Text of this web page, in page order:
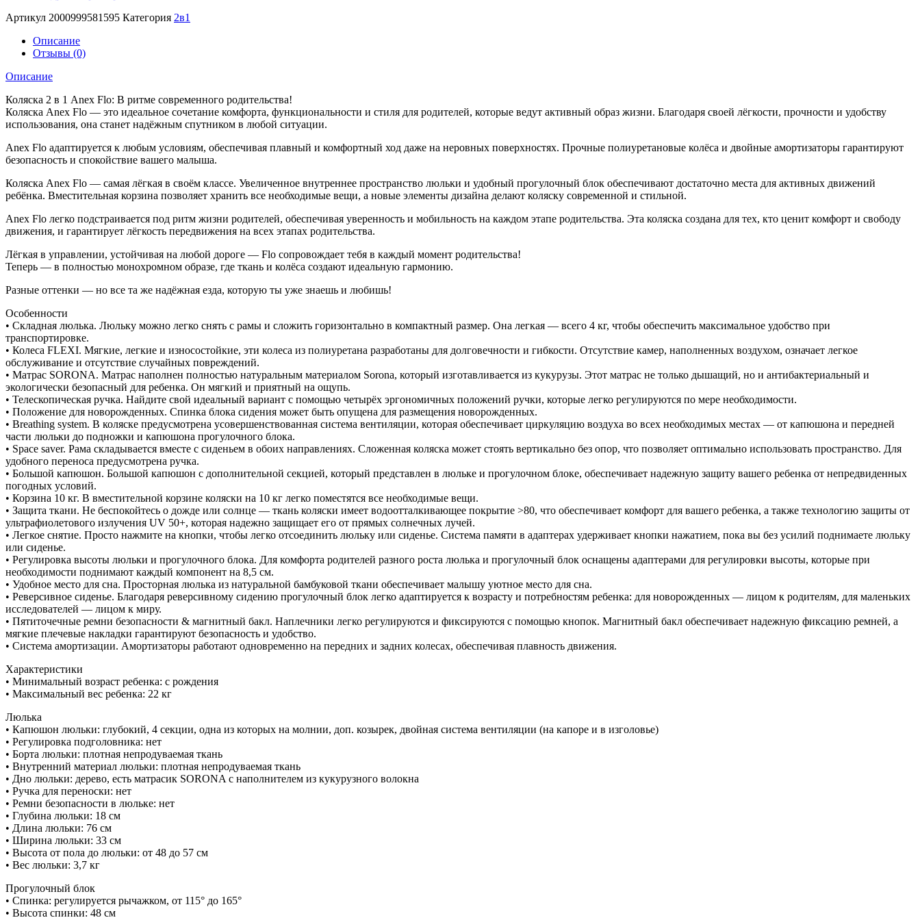
Артикул 2000999581595 Категория 2в1
Описание
Отзывы (0)
Описание
Коляска 2 в 1 Anex Flo: В ритме современного родительства!
Коляска Anex Flo — это идеальное сочетание комфорта, функциональности и стиля для родителей, которые ведут активный образ жизни. Благодаря своей лёгкости, прочности и удобству
использования, она станет надёжным спутником в любой ситуации.
Anex Flo адаптируется к любым условиям, обеспечивая плавный и комфортный ход даже на неровных поверхностях. Прочные полиуретановые колёса и двойные амортизаторы гарантируют
безопасность и спокойствие вашего малыша.
Коляска Anex Flo — самая лёгкая в своём классе. Увеличенное внутреннее пространство люльки и удобный прогулочный блок обеспечивают достаточно места для активных движений
ребёнка. Вместительная корзина позволяет хранить все необходимые вещи, а новые элементы дизайна делают коляску современной и стильной.
Anex Flo легко подстраивается под ритм жизни родителей, обеспечивая уверенность и мобильность на каждом этапе родительства. Эта коляска создана для тех, кто ценит комфорт и свободу
движения, и гарантирует лёгкость передвижения на всех этапах родительства.
Лёгкая в управлении, устойчивая на любой дороге — Flo сопровождает тебя в каждый момент родительства!
Теперь — в полностью монохромном образе, где ткань и колёса создают идеальную гармонию.
Разные оттенки — но все та же надёжная езда, которую ты уже знаешь и любишь!
Особенности
• Складная люлька. Люльку можно легко снять с рамы и сложить горизонтально в компактный размер. Она легкая — всего 4 кг, чтобы обеспечить максимальное удобство при
транспортировке.
• Колеса FLEXI. Мягкие, легкие и износостойкие, эти колеса из полиуретана разработаны для долговечности и гибкости. Отсутствие камер, наполненных воздухом, означает легкое
обслуживание и отсутствие случайных повреждений.
• Матрас SORONA. Матрас наполнен полностью натуральным материалом Sorona, который изготавливается из кукурузы. Этот матрас не только дышащий, но и антибактериальный и
экологически безопасный для ребенка. Он мягкий и приятный на ощупь.
• Телескопическая ручка. Найдите свой идеальный вариант с помощью четырёх эргономичных положений ручки, которые легко регулируются по мере необходимости.
• Положение для новорожденных. Спинка блока сидения может быть опущена для размещения новорожденных.
• Breathing system. В коляске предусмотрена усовершенствованная система вентиляции, которая обеспечивает циркуляцию воздуха во всех необходимых местах — от капюшона и передней
части люльки до подножки и капюшона прогулочного блока.
• Space saver. Рама складывается вместе с сиденьем в обоих направлениях. Сложенная коляска может стоять вертикально без опор, что позволяет оптимально использовать пространство. Для
удобного переноса предусмотрена ручка.
• Большой капюшон. Большой капюшон с дополнительной секцией, который представлен в люльке и прогулочном блоке, обеспечивает надежную защиту вашего ребенка от непредвиденных
погодных условий.
• Корзина 10 кг. В вместительной корзине коляски на 10 кг легко поместятся все необходимые вещи.
• Защита ткани. Не беспокойтесь о дожде или солнце — ткань коляски имеет водоотталкивающее покрытие >80, что обеспечивает комфорт для вашего ребенка, а также технологию защиты от
ультрафиолетового излучения UV 50+, которая надежно защищает его от прямых солнечных лучей.
• Легкое снятие. Просто нажмите на кнопки, чтобы легко отсоединить люльку или сиденье. Система памяти в адаптерах удерживает кнопки нажатием, пока вы без усилий поднимаете люльку
или сиденье.
• Регулировка высоты люльки и прогулочного блока. Для комфорта родителей разного роста люлька и прогулочный блок оснащены адаптерами для регулировки высоты, которые при
необходимости поднимают каждый компонент на 8,5 см.
• Удобное место для сна. Просторная люлька из натуральной бамбуковой ткани обеспечивает малышу уютное место для сна.
• Реверсивное сиденье. Благодаря реверсивному сидению прогулочный блок легко адаптируется к возрасту и потребностям ребенка: для новорожденных — лицом к родителям, для маленьких
исследователей — лицом к миру.
• Пятиточечные ремни безопасности & магнитный бакл. Наплечники легко регулируются и фиксируются с помощью кнопок. Магнитный бакл обеспечивает надежную фиксацию ремней, а
мягкие плечевые накладки гарантируют безопасность и удобство.
• Система амортизации. Амортизаторы работают одновременно на передних и задних колесах, обеспечивая плавность движения.
Характеристики
• Минимальный возраст ребенка: с рождения
• Максимальный вес ребенка: 22 кг
Люлька
• Капюшон люльки: глубокий, 4 секции, одна из которых на молнии, доп. козырек, двойная система вентиляции (на капоре и в изголовье)
• Регулировка подголовника: нет
• Борта люльки: плотная непродуваемая ткань
• Внутренний материал люльки: плотная непродуваемая ткань
• Дно люльки: дерево, есть матрасик SORONA с наполнителем из кукурузного волокна
• Ручка для переноски: нет
• Ремни безопасности в люльке: нет
• Глубина люльки: 18 см
• Длина люльки: 76 см
• Ширина люльки: 33 см
• Высота от пола до люльки: от 48 до 57 см
• Вес люльки: 3,7 кг
Прогулочный блок
• Спинка: регулируется рычажком, от 115° до 165°
• Высота спинки: 48 см